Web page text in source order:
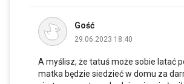
Gość
29.06.2023 18:40
A myślisz, że tatuś może sobie latać
matka będzie siedzieć w domu za